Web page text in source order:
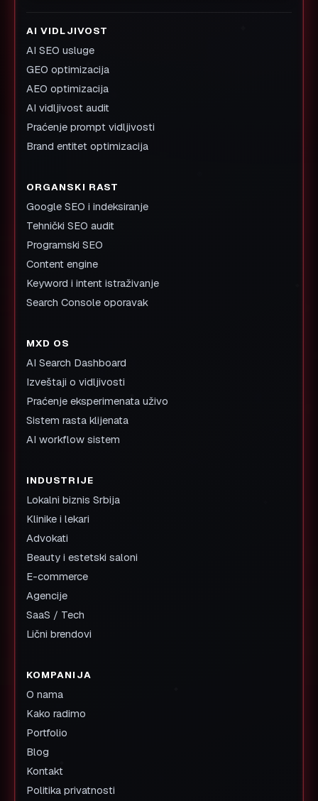
AI VIDLJIVOST
AI SEO usluge
GEO optimizacija
AEO optimizacija
AI vidljivost audit
Praćenje prompt vidljivosti
Brand entitet optimizacija
ORGANSKI RAST
Google SEO i indeksiranje
Tehnički SEO audit
Programski SEO
Content engine
Keyword i intent istraživanje
Search Console oporavak
MXD OS
AI Search Dashboard
Izveštaji o vidljivosti
Praćenje eksperimenata uživo
Sistem rasta klijenata
AI workflow sistem
INDUSTRIJE
Lokalni biznis Srbija
Klinike i lekari
Advokati
Beauty i estetski saloni
E-commerce
Agencije
SaaS / Tech
Lični brendovi
KOMPANIJA
O nama
Kako radimo
Portfolio
Blog
Kontakt
Politika privatnosti